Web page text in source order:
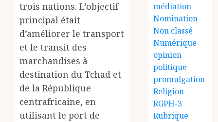
trois nations. L’objectif
principal était
d’améliorer le transport
et le transit des
marchandises à
destination du Tchad et
de la République
centrafricaine, en
utilisant le port de
médiation
Nomination
Non classé
Numérique
opinion
politique
promulgation
Religion
RGPH-3
Rubrique